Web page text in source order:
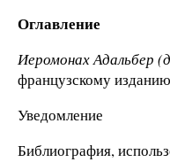
Оглавление
Иеромонах Адальбер
французскому
Уведомление
Библиография,